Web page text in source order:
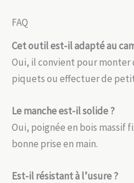
FAQ
Cet outil est-il adapté au
Oui, il convient pour
piquets ou effectuer de
Le manche est-il solide ?
Oui, poignée en bois massif
bonne prise en main.
Est-il résistant à l’usure ?